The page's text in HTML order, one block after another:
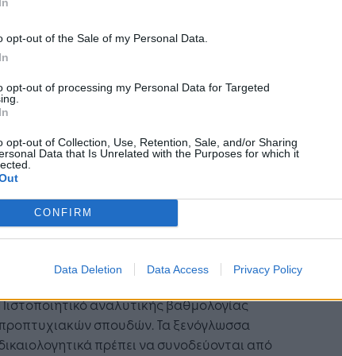
opt-out of the Sale of my Personal Data.
opt-out of processing my Personal Data for Targeted
opt-out of Collection, Use, Retention, Sale, and/or Sharing
Data that Is Unrelated with the Purposes for which it
CONFIRM
Data Deletion Data Access Privacy Policy
τόπο
από τα εξής δικαιολογητικά:
Αντίγραφο Πτυχίου/-ων της ημεδαπής ή
από τον ΔΟΑΤΑΠ ως ισότιμου
αλλοδαπής. Τα ξενόγλωσσα δικαιολογητικά
ισοτιμίας ΔΟΑΤΑΠ, εφόσον οι
ες τη διαθέτουν. Σύμφωνα με την
4 του άρθρου 304 του ν.49572022 όπως
και ισχύει, αρμόδια για την
του τίτλου είναι τα ΑΕΙ για την
εξέταση αιτήσεων σε Πρόγραμμα
αναλυτικής βαθμολογίας
σπουδών. Τα ξενόγλωσσα
πρέπει να συνοδεύονται από